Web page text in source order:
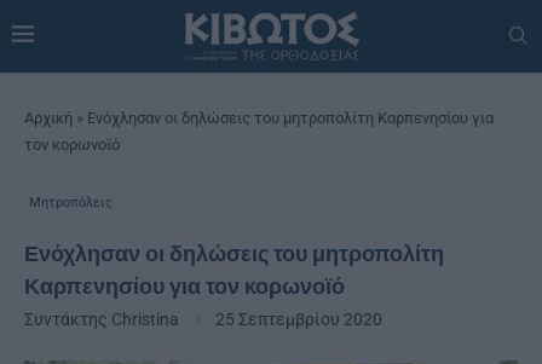
Αρχική » Ενόχλησαν οι δηλώσεις του μητροπολίτη Καρπενησίου για
τον κορωνοϊό
Μητροπόλεις
Ενόχλησαν οι δηλώσεις του μητροπολίτη
Καρπενησίου για τον κορωνοϊό
Συντάκτης Christina 25 Σεπτεμβρίου 2020